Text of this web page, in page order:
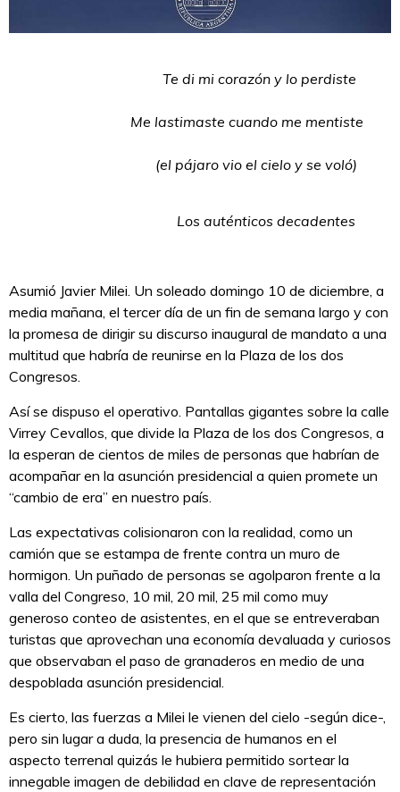
Te di mi corazón y lo perdiste
Me lastimaste cuando me mentiste
(el pájaro vio el cielo y se voló)
Los auténticos decadentes
Asumió Javier Milei. Un soleado domingo 10 de diciembre, a
media mañana, el tercer día de un fin de semana largo y con
la promesa de dirigir su discurso inaugural de mandato a una
multitud que habría de reunirse en la Plaza de los dos
Congresos.
Así se dispuso el operativo. Pantallas gigantes sobre la calle
Virrey Cevallos, que divide la Plaza de los dos Congresos, a
la esperan de cientos de miles de personas que habrían de
acompañar en la asunción presidencial a quien promete un
“cambio de era” en nuestro país.
Las expectativas colisionaron con la realidad, como un
camión que se estampa de frente contra un muro de
hormigon. Un puñado de personas se agolparon frente a la
valla del Congreso, 10 mil, 20 mil, 25 mil como muy
generoso conteo de asistentes, en el que se entreveraban
turistas que aprovechan una economía devaluada y curiosos
que observaban el paso de granaderos en medio de una
despoblada asunción presidencial.
Es cierto, las fuerzas a Milei le vienen del cielo -según dice-,
pero sin lugar a duda, la presencia de humanos en el
aspecto terrenal quizás le hubiera permitido sortear la
innegable imagen de debilidad en clave de representación